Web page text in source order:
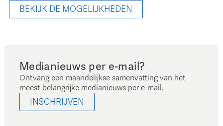
BEKIJK DE MOGELIJKHEDEN
Medianieuws per e-mail?
Ontvang een maandelijkse samenvatting van het
meest belangrijke medianieuws per e-mail.
INSCHRIJVEN